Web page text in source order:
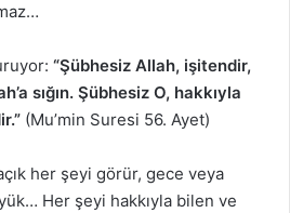
“Şübhesiz Allah, işitendir,
sığın. Şübhesiz O, hakkıyla
(Mu’min Suresi 56. Ayet)
her şeyi görür, gece veya
Her şeyi hakkıyla bilen ve